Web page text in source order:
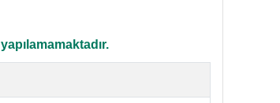
yapılamamaktadır.